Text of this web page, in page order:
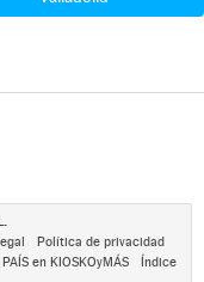
Política de privacidad
PAÍS en KIOSKOyMÁS
Índice